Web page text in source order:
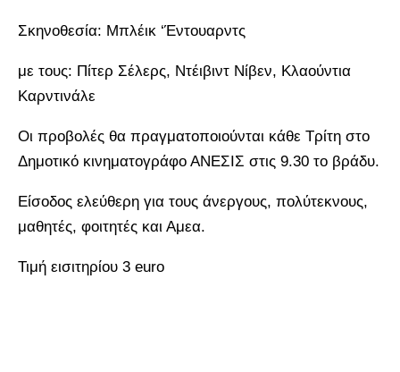
Σκηνοθεσία: Μπλέικ ‘Έντουαρντς
με τους: Πίτερ Σέλερς, Ντέιβιντ Νίβεν, Κλαούντια
Καρντινάλε
Οι προβολές θα πραγματοποιούνται κάθε Τρίτη στο
Δημοτικό κινηματογράφο ΑΝΕΣΙΣ στις 9.30 το βράδυ.
Είσοδος ελεύθερη για τους άνεργους, πολύτεκνους,
μαθητές, φοιτητές και Αμεα.
Τιμή εισιτηρίου 3 euro